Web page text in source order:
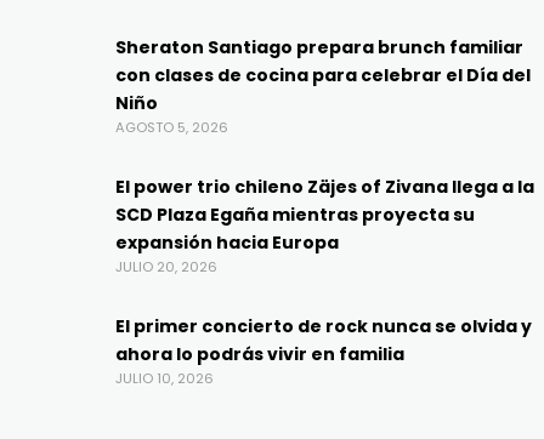
Sheraton Santiago prepara brunch familiar
con clases de cocina para celebrar el Día del
Niño
AGOSTO 5, 2026
El power trio chileno Zäjes of Zivana llega a la
SCD Plaza Egaña mientras proyecta su
expansión hacia Europa
JULIO 20, 2026
El primer concierto de rock nunca se olvida y
ahora lo podrás vivir en familia
JULIO 10, 2026